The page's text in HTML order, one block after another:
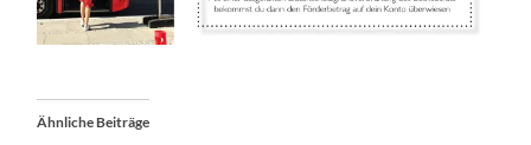
Ähnliche Beiträge